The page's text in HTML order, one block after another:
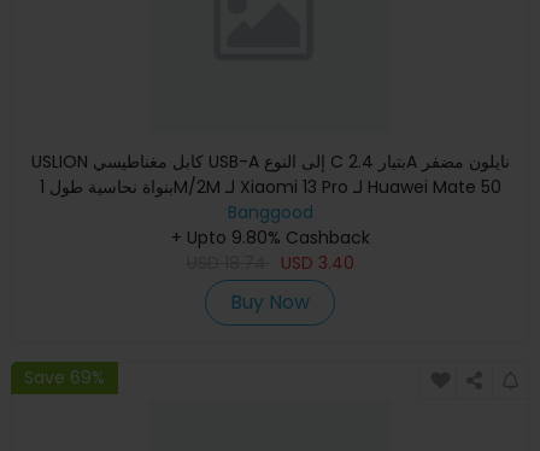
USLION كابل مغناطيسي USB-A إلى النوع C بتيار 2.4A نايلون مضفر
بنواة نحاسية طول 1M/2M لـ Xiaomi 13 Pro لـ Huawei Mate 50
Banggood
+ Upto 9.80% Cashback
USD 3.40
Buy Now
Save 69%